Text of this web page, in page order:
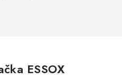
ESSOX